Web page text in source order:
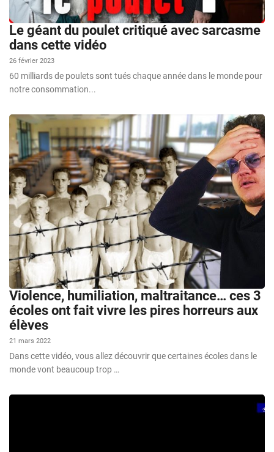
Le géant du poulet critiqué avec sarcasme
dans cette vidéo
26 février 2023
60 milliards de poulets sont tués chaque année dans le monde pour
notre consommation...
Violence, humiliation, maltraitance… ces 3
écoles ont fait vivre les pires horreurs aux
élèves
21 mars 2022
Dans cette vidéo, vous allez découvrir que certaines écoles dans le
monde vont beaucoup trop …